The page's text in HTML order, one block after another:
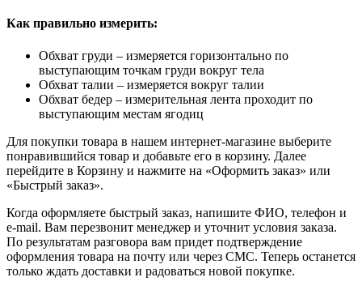
Как правильно измерить:
Обхват груди – измеряется горизонтально по
выступающим точкам груди вокруг тела
Обхват талии – измеряется вокруг талии
Обхват бедер – измерительная лента проходит по
выступающим местам ягодиц
Для покупки товара в нашем интернет-магазине выберите
понравившийся товар и добавьте его в корзину. Далее
перейдите в Корзину и нажмите на «Оформить заказ» или
«Быстрый заказ».
Когда оформляете быстрый заказ, напишите ФИО, телефон и
e-mail. Вам перезвонит менеджер и уточнит условия заказа.
По результатам разговора вам придет подтверждение
оформления товара на почту или через СМС. Теперь останется
только ждать доставки и радоваться новой покупке.